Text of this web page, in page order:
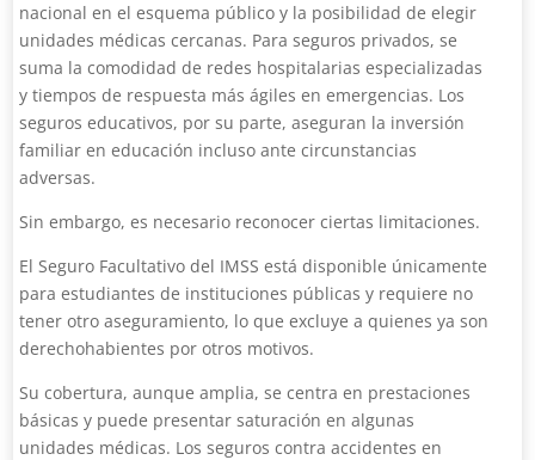
nacional en el esquema público y la posibilidad de elegir
unidades médicas cercanas. Para seguros privados, se
suma la comodidad de redes hospitalarias especializadas
y tiempos de respuesta más ágiles en emergencias. Los
seguros educativos, por su parte, aseguran la inversión
familiar en educación incluso ante circunstancias
adversas.
Sin embargo, es necesario reconocer ciertas limitaciones.
El Seguro Facultativo del IMSS está disponible únicamente
para estudiantes de instituciones públicas y requiere no
tener otro aseguramiento, lo que excluye a quienes ya son
derechohabientes por otros motivos.
Su cobertura, aunque amplia, se centra en prestaciones
básicas y puede presentar saturación en algunas
unidades médicas. Los seguros contra accidentes en